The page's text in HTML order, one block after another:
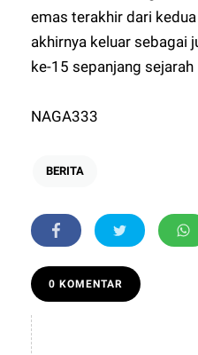
emas terakhir dari
akhirnya keluar sebagai
ke-15 sepanjang sejarah
NAGA333
BERITA
0 KOMENTAR